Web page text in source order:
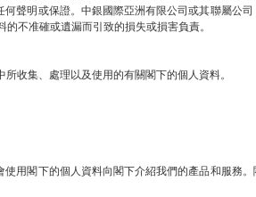
聲明或保證。中銀國際亞洲有限公司或其聯屬公司
不准確或遺漏而引致的損失或損害負責。
收集、處理以及使用的有關閣下的個人資料。
用閣下的個人資料向閣下介紹我們的產品和服務。